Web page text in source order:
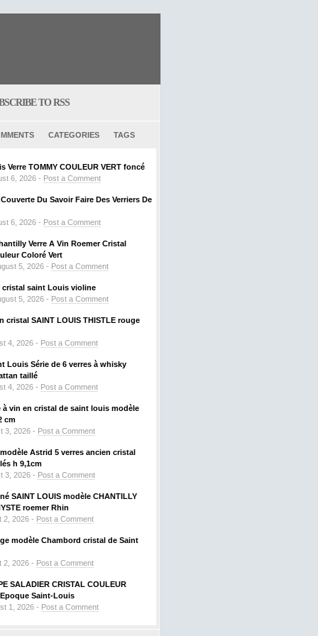
TO RSS
CATEGORIES TAGS
Verre TOMMY COULEUR VERT foncé
6, 2026 - Post a Comment
Du Savoir Faire Des Verriers De
6, 2026 - Post a Comment
Verre A Vin Roemer Cristal
Coloré Vert
5, 2026 - Post a Comment
cristal saint Louis violine
5, 2026 - Post a Comment
cristal SAINT LOUIS THISTLE rouge
4, 2026 - Post a Comment
Louis Série de 6 verres à whisky
taillé
4, 2026 - Post a Comment
à vin en cristal de saint louis modèle
cm
3, 2026 - Post a Comment
Astrid 5 verres ancien cristal
h 9,1cm
3, 2026 - Post a Comment
SAINT LOUIS modèle CHANTILLY
roemer Rhin
2, 2026 - Post a Comment
modèle Chambord cristal de Saint
2, 2026 - Post a Comment
SALADIER CRISTAL COULEUR
Saint-Louis
1, 2026 - Post a Comment